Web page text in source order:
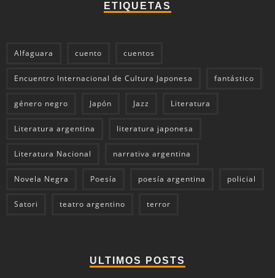
ETIQUETAS
Alfaguara cuento cuentos
Encuentro Internacional de Cultura Japonesa fantástico
género negro Japón Jazz Literatura
Literatura argentina literatura japonesa
Literatura Nacional narrativa argentina
Novela Negra Poesía poesía argentina policial
Satori teatro argentino terror
ULTIMOS POSTS